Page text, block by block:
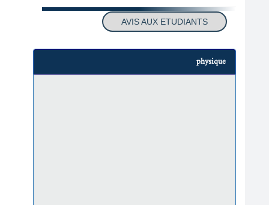
AVIS AUX ETUDIANTS
physique